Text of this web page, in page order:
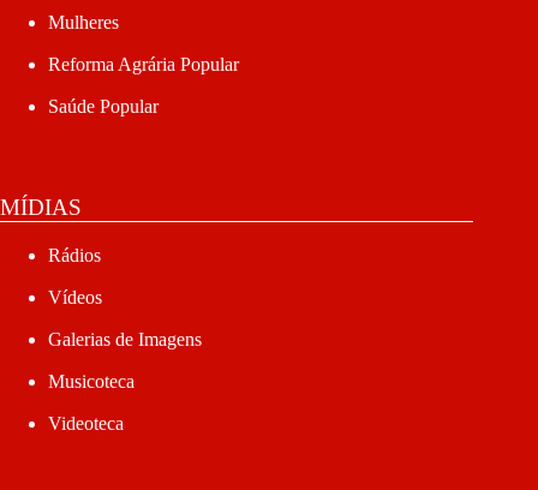
Mulheres
Reforma Agrária Popular
Saúde Popular
MÍDIAS
Rádios
Vídeos
Galerias de Imagens
Musicoteca
Videoteca